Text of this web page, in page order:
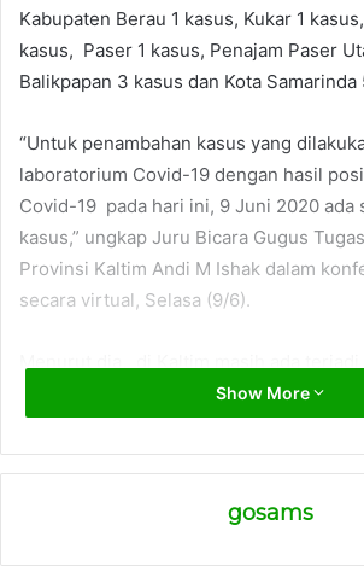
Kabupaten Berau 1 kasus, Kukar 1
kasus, Paser 1 kasus, Penajam Paser
Balikpapan 3 kasus dan Kota Samarinda
“Untuk penambahan kasus yang
laboratorium Covid-19 dengan hasil
Covid-19 pada hari ini, 9 Juni 2020 ada
kasus,” ungkap Juru Bicara Gugus
Provinsi Kaltim Andi M Ishak dalam
secara virtual, Selasa (9/6).
Sebagian dari perjalanan luar daerah.
merupakan kontak erat ataupun
masing-masing.
“Karena itu, kewaspadaan harus
Show More
gosams